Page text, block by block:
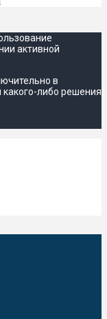
активной
в
либо решения